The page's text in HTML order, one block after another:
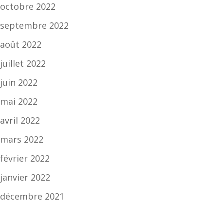
octobre 2022
septembre 2022
août 2022
juillet 2022
juin 2022
mai 2022
avril 2022
mars 2022
février 2022
janvier 2022
décembre 2021